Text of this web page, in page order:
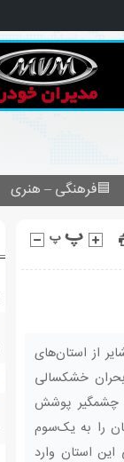
🟦فرهنگی – هنری
از استان‌های
خشکسالی‌
چشمگیر پوشش
را به یک‌سوم
استان وارد